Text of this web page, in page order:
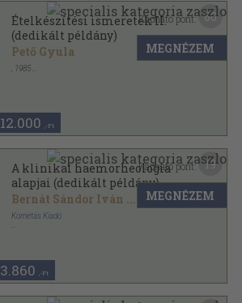
Ételkészítési ismeretek II.
(dedikált példány)
Pető Gyula
1985
12.000 ,-Ft
Kapható pont: 60
MEGNÉZEM
A klinikai haemorheologia
alapjai (dedikált példány)
Bernát Sándor Iván ...
Kornétás Kiadó
3.860 ,-Ft
Kapható pont: 19
MEGNÉZEM